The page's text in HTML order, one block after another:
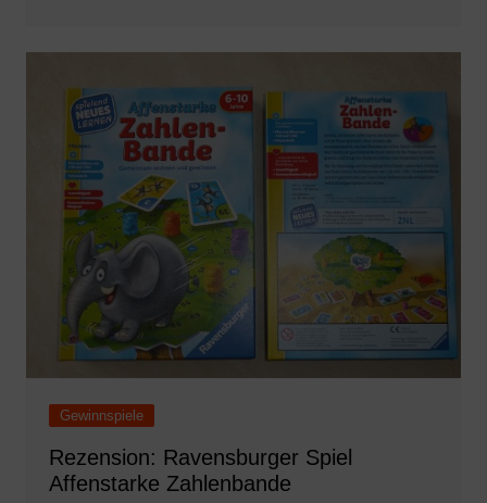
Gewinnspiele
Rezension: Ravensburger Spiel
Affenstarke Zahlenbande